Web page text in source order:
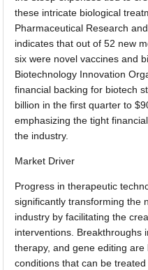
these intricate biological
Pharmaceutical Research
indicates that out of 52 new
six were novel vaccines and
Biotechnology Innovation
financial backing for biotech
billion in the first quarter to
emphasizing the tight
the industry.
Market Driver
Progress in therapeutic
significantly transforming the
industry by facilitating the
interventions. Breakthroughs
therapy, and gene editing
conditions that can be